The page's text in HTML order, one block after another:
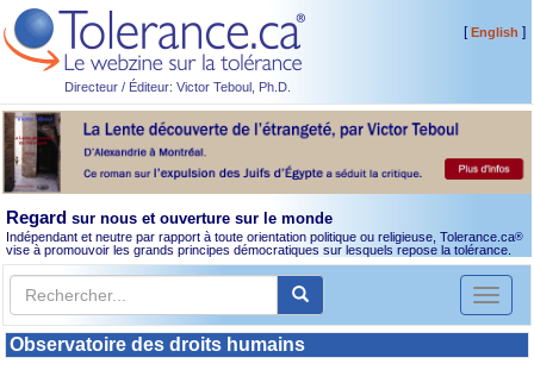
Directeur / Éditeur: Victor Teboul, Ph.D.
[English ]
Regard sur nous et ouverture sur le monde
Indépendant et neutre par rapport à toute orientation politique ou religieuse, Tolerance.ca®
vise à promouvoir les grands principes démocratiques sur lesquels repose la tolérance.
Toggle
Observatoire des droits humains